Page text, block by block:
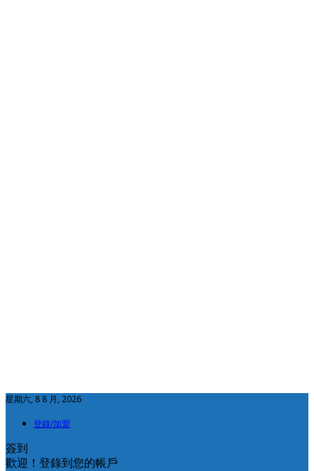
星期六, 8 8 月, 2026
登錄/加盟
簽到
歡迎！登錄到您的帳戶